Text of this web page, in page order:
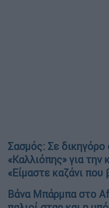
Σασμός: Σε δικηγόρο
«Καλλιόπης» για την
«Είμαστε καζάνι που
Βάνα Μπάρμπα στο